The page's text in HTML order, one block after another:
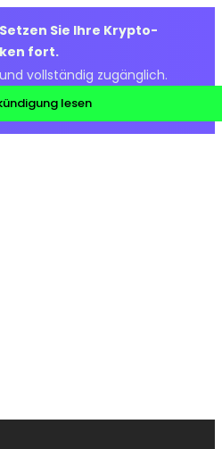
Sie Ihre Krypto-
fort.
vollständig zugänglich.
lesen